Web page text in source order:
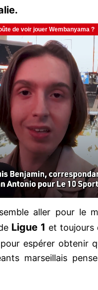
aller pour le
Ligue 1 et toujours
espérer obtenir
marseillais